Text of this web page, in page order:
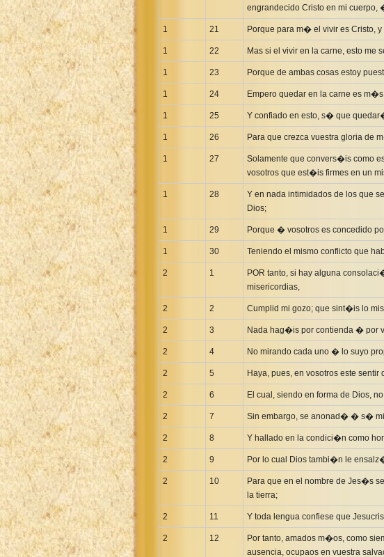
Italian Riveduta 1927 Bible
Latin Vulgate NT
Latvian NT
Norwegian Bible
Portuguese Bible
Romanian Cornilescu Bible
Russian Synodal 1876 Bible
Russian Synodal Bible KOI8
Russian Synodal Bible Win-1251
Spanish RV 1909 Bible
Spanish Sag. Escrituras 1569
Swahili New Testament
Tagalog 1905
Turkish Bible
Ukrainian 1871 NT
Uma New Testament
Vietnamese 1934 Bible
Xhosa Bible
engrandecido Cristo en mi
1 21 Porque para m� el vivir es Cristo,
1 22 Mas si el vivir en la carne, esto
1 23 Porque de ambas cosas estoy
1 24 Empero quedar en la carne es
1 25 Y confiado en esto, s� que
1 26 Para que crezca vuestra gloria de
1 27
Solamente que convers�is como
vosotros que est�is firmes en un
1 28
Y en nada intimidados de los que
Dios;
1 29 Porque � vosotros es concedido
1 30 Teniendo el mismo conflicto que
2 1
POR tanto, si hay alguna
misericordias,
2 2 Cumplid mi gozo; que sint�is lo
2 3 Nada hag�is por contienda � por
2 4 No mirando cada uno � lo suyo
2 5 Haya, pues, en vosotros este
2 6 El cual, siendo en forma de Dios,
2 7 Sin embargo, se anonad� � s�
2 8 Y hallado en la condici�n como
2 9 Por lo cual Dios tambi�n le
2 10
Para que en el nombre de Jes�s
la tierra;
2 11 Y toda lengua confiese que
2 12
Por tanto, amados m�os, como
ausencia, ocupaos en vuestra